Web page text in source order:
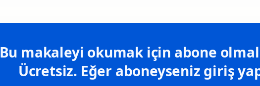
Bu makaleyi okumak için abone
Ücretsiz. Eğer aboneyseniz giriş